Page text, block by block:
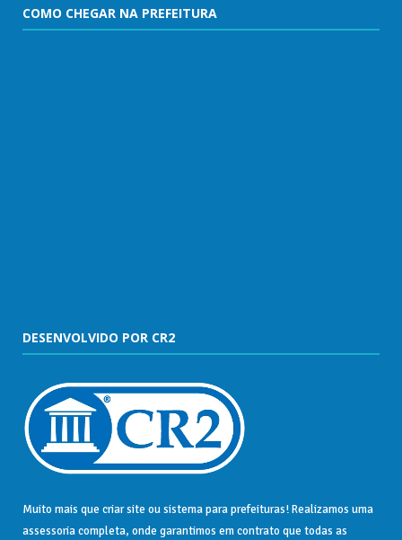
COMO CHEGAR NA PREFEITURA
DESENVOLVIDO POR CR2
Muito mais que criar site ousistema para prefeituras! Realizamos uma
assessoriacompleta, onde garantimos em contrato que todas as